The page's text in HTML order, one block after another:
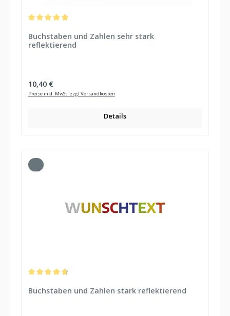
Buchstaben und Zahlen sehr stark
reflektierend
Regulärer Preis:
10,40 €
Preise inkl. MwSt. zzgl Versandkosten
Details
Buchstaben und Zahlen stark reflektierend